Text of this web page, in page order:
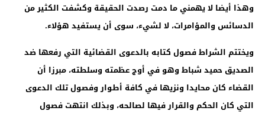
وهذا أيضا لا يهمني ما دمت رصدت الحقيقة وكشفت الكثير من
الدسائس والمؤامرات، لا لشيء، سوى أن يستفيد هؤلاء.
ويختتم الشراط فصول كتابه بالدعوى القضائية التي رفعها ضد
الصديق حميد شباط وهو في أوج عظمته وسلطته، مبرزا أن
القضاء كان محايدا ونزيها في كافة أطوار وفصول تلك الدعوى
التي كان الحكم والقرار فيها لصالحه، وبذلك انتهت فصول